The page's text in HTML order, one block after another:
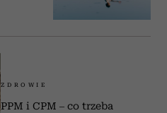
ZDROWIE
PPM i CPM – co trzeba